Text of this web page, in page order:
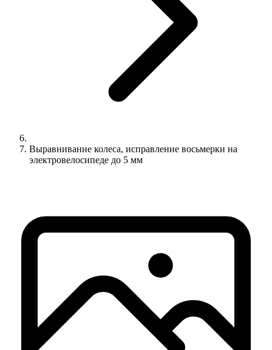
Выравнивание колеса, исправление восьмерки на
электровелосипеде до 5 мм